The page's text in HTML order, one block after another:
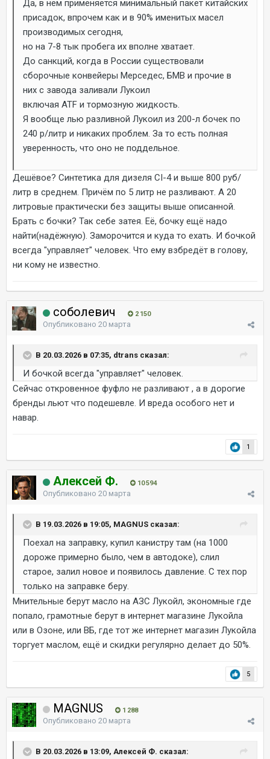
Да, в нём применяется минимальный пакет китайских
присадок, впрочем как и в 90% именитых масел
производимых сегодня,
но на 7-8 тык пробега их вполне хватает.
До санкций, когда в России существовали
сборочные конвейеры Мерседес, БМВ и прочие в
них с завода заливали Лукоил
включая АТF и тормозную жидкость.
Я вообще лью разливной Лукоил из 200-л бочек по
240 р/литр и никаких проблем. За то есть полная
уверенность, что оно не поддельное.
Дешёвое? Синтетика для дизеля СI-4 и выше 800 руб/
литр в среднем. Причём по 5 литр не разливают. А 20
литровые практически без защиты выше описанной.
Брать с бочки? Так себе затея. Её, бочку ещё надо
найти(надёжную). Заморочится и куда то ехать. И бочкой
всегда "управляет" человек. Что ему взбредёт в голову,
ни кому не известно.
соболевич 2 150
Опубликовано 20 марта
В 20.03.2026 в 07:35, dtrans сказал:
И бочкой всегда "управляет" человек.
Сейчас откровенное фуфло не разливают , а в дорогие
бренды льют что подешевле. И вреда особого нет и
навар.
1
Алексей Ф. 10 594
Опубликовано 20 марта
В 19.03.2026 в 19:05, MAGNUS сказал:
Поехал на заправку, купил канистру там (на 1000
дороже примерно было, чем в автодоке), слил
старое, залил новое и появилось давление. С тех пор
только на заправке беру.
Мнительные берут масло на АЗС Лукойл, экономные где
попало, грамотные берут в интернет магазине Лукойла
или в Озоне, или ВБ, где тот же интернет магазин Лукойла
торгует маслом, ещё и скидки регулярно делает до 50%.
5
MAGNUS 1 288
Опубликовано 20 марта
В 20.03.2026 в 13:09, Алексей Ф. сказал: